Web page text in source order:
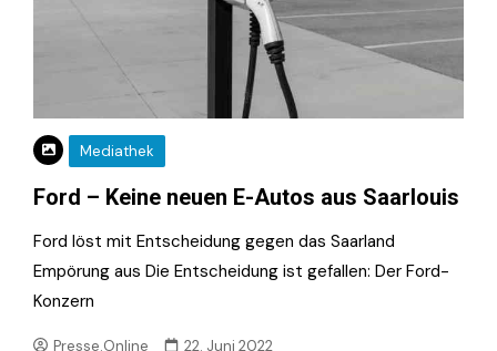
Mediathek
Ford – Keine neuen E-Autos aus Saarlouis
Ford löst mit Entscheidung gegen das Saarland
Empörung aus Die Entscheidung ist gefallen: Der Ford-
Konzern
Presse.Online 22. Juni 2022